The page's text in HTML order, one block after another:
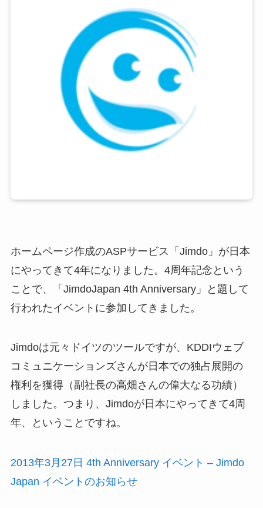
ホームページ作成のASPサービス「Jimdo」が日本
にやってきて4年になりました。4周年記念という
ことで、「JimdoJapan 4th Anniversary」と題して
行われたイベントに参加してきました。
Jimdoは元々ドイツのツールですが、KDDIウェブ
コミュニケーションズさんが日本での独占展開の
権利を獲得（副社長の高畑さんの偉大なる功績）
しました。つまり、Jimdoが日本にやってきて4周
年、ということですね。
2013年3月27日 4th Anniversary イベント – Jimdo
Japan イベントのお知らせ